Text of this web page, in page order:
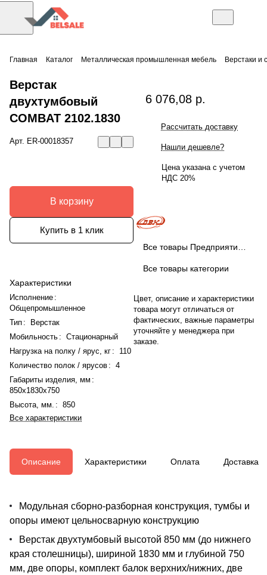
Главная Каталог Металлическая промышленная мебель Верстаки и
Верстак
двухтумбовый
COMBAT 2102.1830
Арт. ER-00018357
В корзину
Купить в 1 клик
Характеристики
Исполнение :
Общепромышленное
Тип :
Верстак
Мобильность : Стационарный
Нагрузка на полку / ярус, кг :
110
Количество полок / ярусов : 4
Габариты изделия, мм :
850x1830x750
Высота, мм. : 850
Все характеристики
6 076,08 р.
Рассчитать доставку
Нашли дешевле?
Цена указана с учетом
НДС 20%
Все товары категории
Цвет, описание и характеристики
товара могут отличаться от
фактических, важные параметры
уточняйте у менеджера при
заказе.
Описание Характеристики Оплата Доставка
Модульная сборно-разборная конструкция, тумбы и
опоры имеют цельносварную конструкцию
Верстак двухтумбовый высотой 850 мм (до нижнего
края столешницы), шириной 1830 мм и глубиной 750
мм, две опоры, комплект балок верхних/нижних, две